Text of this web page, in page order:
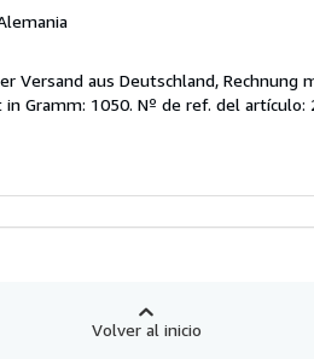
Versand aus Deutschland, Rechnung
in Gramm: 1050. Nº de ref. del artículo:
Volver al inicio